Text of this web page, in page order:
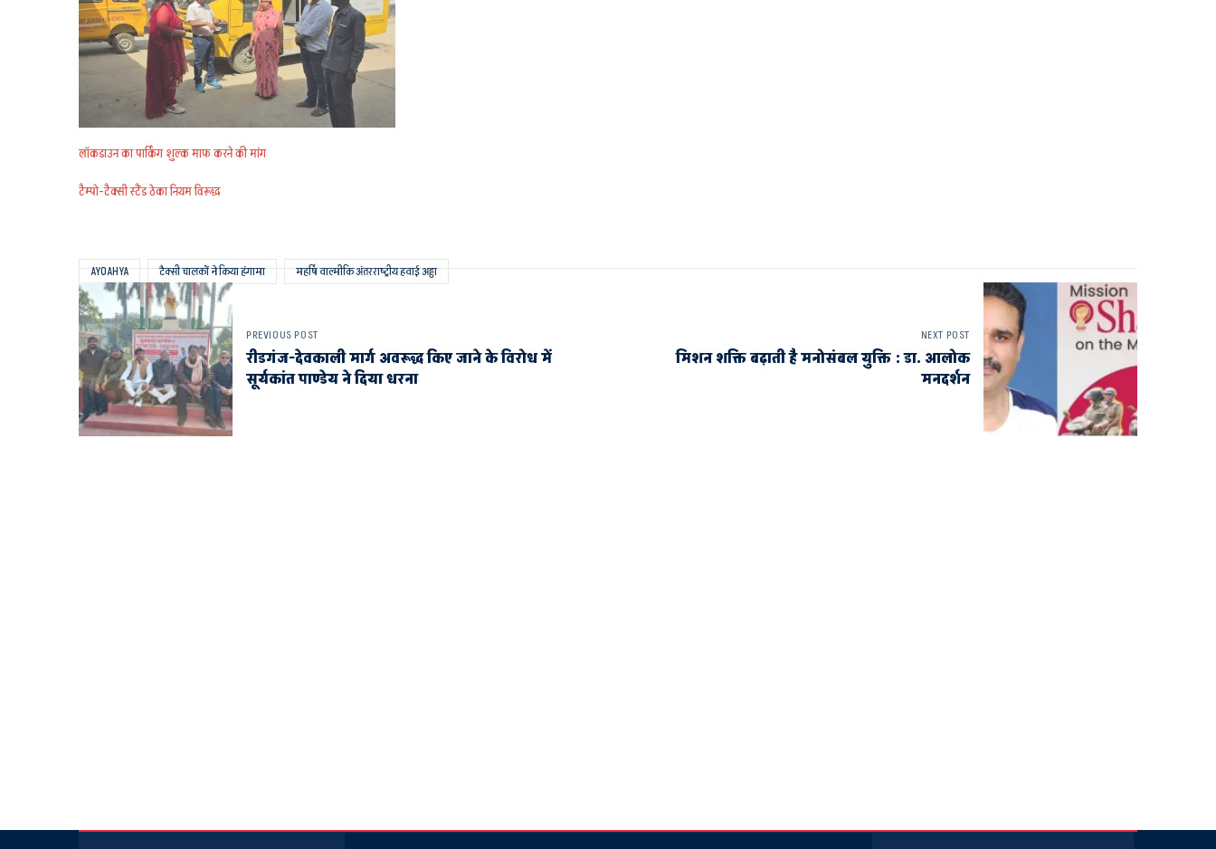
लॉकडाउन का पार्किंग शुल्क माफ करने की मांग
टैम्पो-टैक्सी स्टैंड ठेका नियम विरूद्ध
AYOAHYA टैक्सी चालकों ने किया हंगामा महर्षि वाल्मीकि अंतरराष्ट्रीय हवाई अड्डा
PREVIOUS POST
रीडगंज-देवकाली मार्ग अवरूद्ध किए जाने के विरोध में
सूर्यकांत पाण्डेय ने दिया धरना
NEXT POST
मिशन शक्ति बढ़ाती है मनोसंबल युक्ति : डा. आलोक
मनदर्शन